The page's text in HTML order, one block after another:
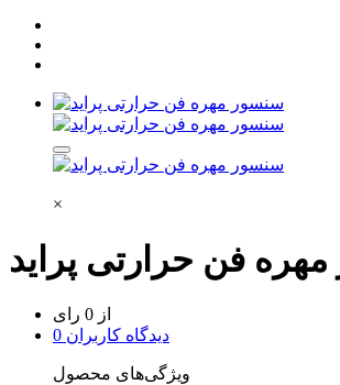
×
فن حرارتی پراید
از 0 رای
0 دیدگاه کاربران
ویژگی‌های محصول